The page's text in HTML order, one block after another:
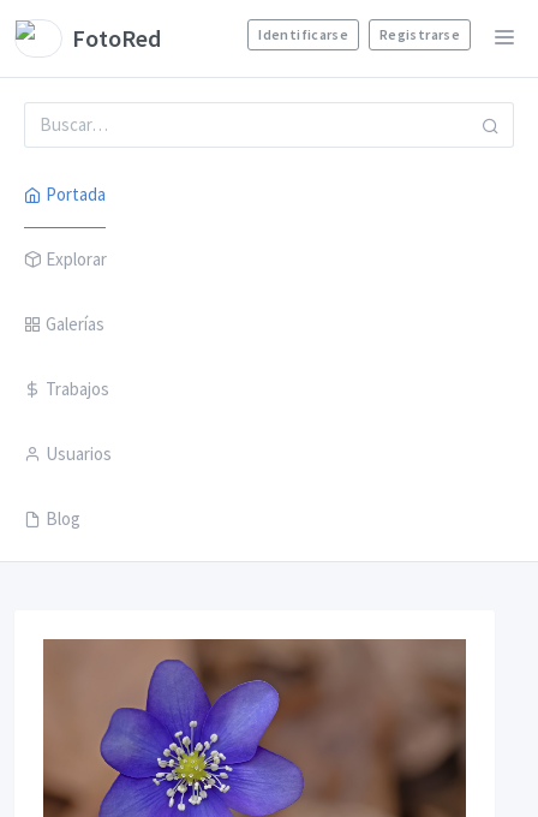
FotoRed Identificarse Registrarse
Portada
Explorar
Galerías
Trabajos
Usuarios
Blog